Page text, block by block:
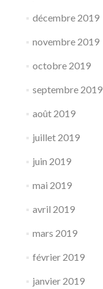
décembre 2019
novembre 2019
octobre 2019
septembre 2019
août 2019
juillet 2019
juin 2019
mai 2019
avril 2019
mars 2019
février 2019
janvier 2019